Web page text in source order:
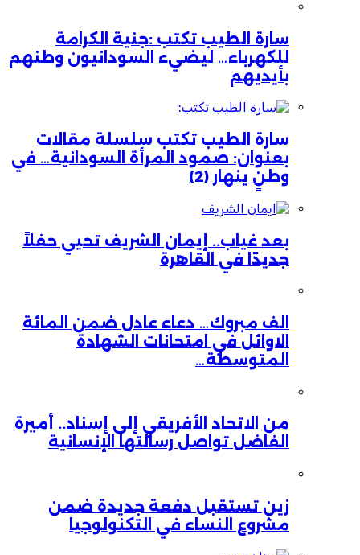
سارة الطيب تكتب :جنية الكرامة
للكهرباء… ليضيء السودانيون وطنهم
بأيديهم
سارة الطيب تكتب سلسلة مقالات
بعنوان: صمود المرأة السودانية… في
وطنٍ ينهار (2)
بعد غياب.. إيمان الشريف تحيي حفلاً
جديدًا في القاهرة
الف مبروك… دعاء عادل ضمن المائة
الاوائل في امتحانات الشهادة
المتوسطة…
من الاتحاد الأفريقي إلى إسناد.. أميرة
الفاضل تواصل رسالتها الإنسانية
زين تستقبل دفعة جديدة ضمن
مشروع النساء في التكنولوجيا